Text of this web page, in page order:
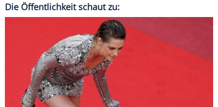
Die Öffentlichkeit schaut zu: